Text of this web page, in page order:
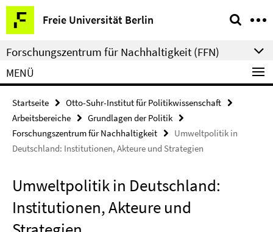
Springe
direkt
zu
Inhalt
Freie Universität Berlin
Service-
Navigation
Forschungszentrum für Nachhaltigkeit (FFN)
MENÜ
Startseite
Otto-Suhr-Institut für Politikwissenschaft
Arbeitsbereiche
Grundlagen der Politik
Forschungszentrum für Nachhaltigkeit
Umweltpolitik in
Deutschland: Institutionen, Akteure und Strategien
Umweltpolitik in Deutschland:
Institutionen, Akteure und